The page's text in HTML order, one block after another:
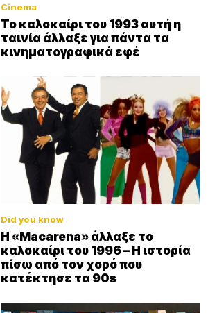
Cinema
Το καλοκαίρι του 1993 αυτή η
ταινία άλλαξε για πάντα τα
κινηματογραφικά εφέ
Did you know
Η «Macarena» άλλαξε το
καλοκαίρι του 1996 – Η ιστορία
πίσω από τον χορό που
κατέκτησε τα 90s